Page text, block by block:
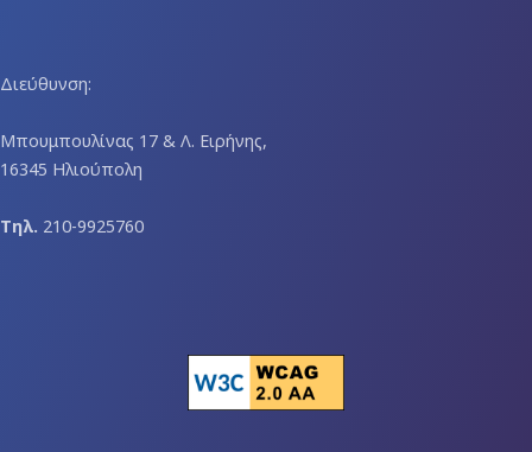
Διεύθυνση:
Μπουμπουλίνας 17 & Λ. Ειρήνης,
16345 Ηλιούπολη
Τηλ. 210-9925760